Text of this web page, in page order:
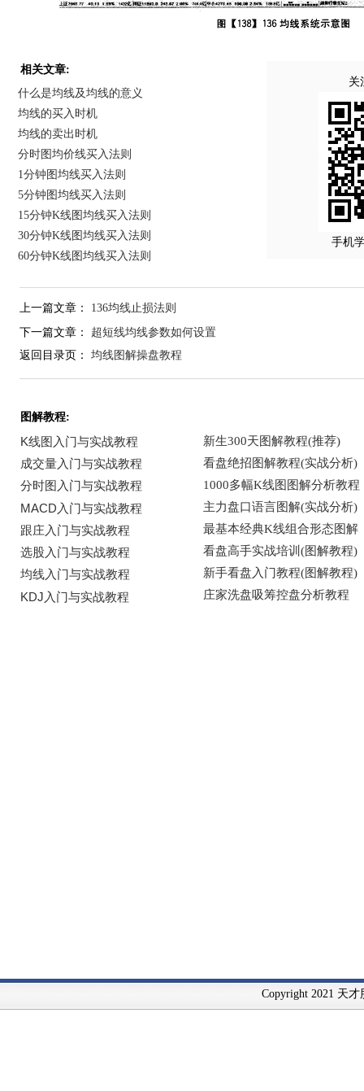
相关文章:
什么是均线及均线的意义
均线的买入时机
均线的卖出时机
分时图均价线买入法则
1分钟图均线买入法则
5分钟图均线买入法则
15分钟K线图均线买入法则
30分钟K线图均线买入法则
60分钟K线图均线买入法则
关
手机
上一篇文章： 136均线止损法则
下一篇文章： 超短线均线参数如何设置
返回目录页： 均线图解操盘教程
图解教程:
Copyright 2021 天